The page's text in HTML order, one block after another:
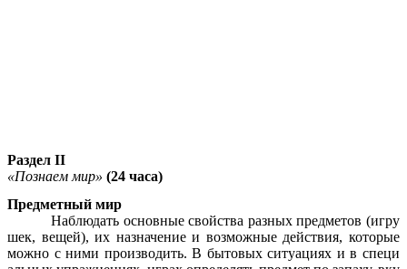
Раздел II
«Познаем мир» (24 часа)
Предметный мир
Наблюдать основные свойства разных предметов (игру
шек, вещей), их назначение и возможные действия, которые
можно с ними производить. В бытовых ситуациях и в специ